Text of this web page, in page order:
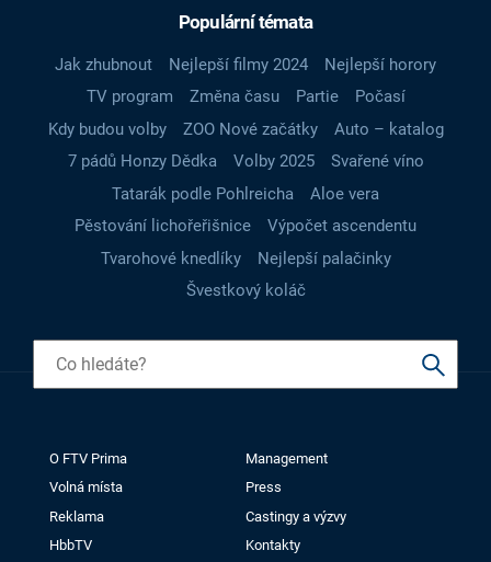
Populární témata
Jak zhubnout Nejlepší filmy 2024
Nejlepší horory
TV program
Změna času Partie
Počasí
Kdy budou volby
ZOO Nové začátky
Auto – katalog
7 pádů Honzy Dědka
Volby 2025
Svařené víno
Tatarák podle Pohlreicha
Aloe vera
Pěstování lichořeřišnice
Výpočet ascendentu
Tvarohové knedlíky
Nejlepší palačinky
Švestkový koláč
O FTV Prima
Management
Volná místa
Press
Reklama
Castingy a výzvy
HbbTV
Kontakty